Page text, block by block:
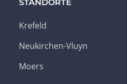
STANDORTE
Krefeld
Neukirchen-Vluyn
Moers